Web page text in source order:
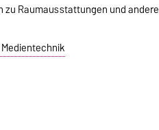
Raumausstattungen und andere